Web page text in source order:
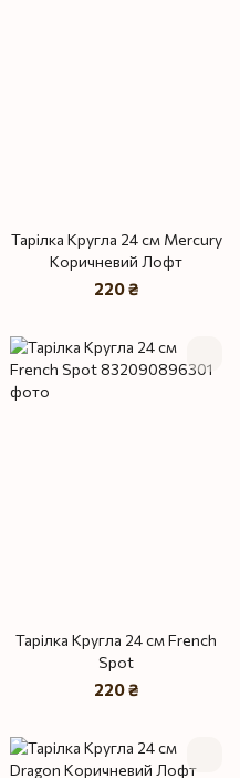
Тарілка Кругла 24 см Mercury
Коричневий Лофт
220 ₴
Тарілка Кругла 24 см French
Spot
220 ₴